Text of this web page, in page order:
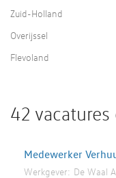
Zuid-Holland
Overijssel
Flevoland
42
Medewerker
Werkgever: De Waal